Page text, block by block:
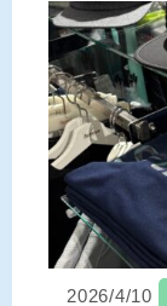
2026/4/10